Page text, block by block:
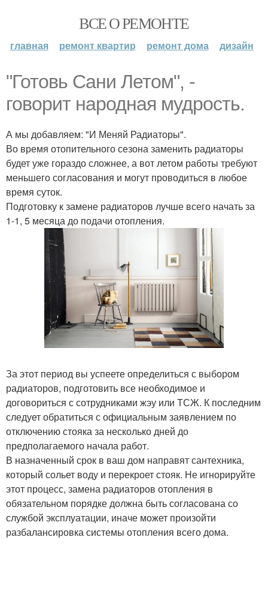
ВСЕ О РЕМОНТЕ
главная ремонт квартир ремонт дома дизайн
"Готовь Сани Летом", -
говорит народная мудрость.
А мы добавляем: "И Меняй Радиаторы".
Во время отопительного сезона заменить радиаторы
будет уже гораздо сложнее, а вот летом работы требуют
меньшего согласования и могут проводиться в любое
время суток.
Подготовку к замене радиаторов лучше всего начать за
1-1, 5 месяца до подачи отопления.
За этот период вы успеете определиться с выбором
радиаторов, подготовить все необходимое и
договориться с сотрудниками жэу или ТСЖ. К последним
следует обратиться с официальным заявлением по
отключению стояка за несколько дней до
предполагаемого начала работ.
В назначенный срок в ваш дом направят сантехника,
который сольет воду и перекроет стояк. Не игнорируйте
этот процесс, замена радиаторов отопления в
обязательном порядке должна быть согласована со
службой эксплуатации, иначе может произойти
разбалансировка системы отопления всего дома.